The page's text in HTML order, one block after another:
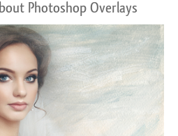
Photoshop Overlays